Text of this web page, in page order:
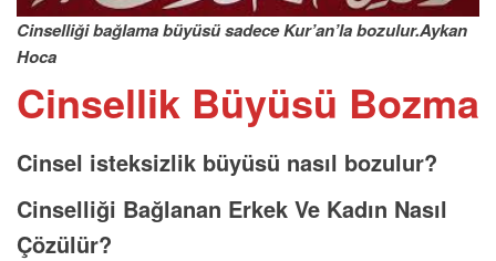
Cinselliği bağlama büyüsü sadece Kur’an’la bozulur.Aykan
Hoca
Cinsellik Büyüsü Bozma
Cinsel isteksizlik büyüsü nasıl bozulur?
Cinselliği Bağlanan Erkek Ve Kadın Nasıl
Çözülür?